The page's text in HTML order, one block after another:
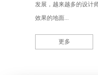
发展，越来越多的设计
效果的地面...
更多